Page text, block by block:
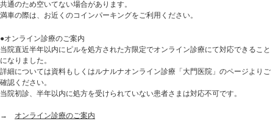
共通のため空いてない場合があります。
満車の際は、お近くのコインパーキングをご利用ください。
●オンライン診療のご案内
当院直近半年以内にピルを処方された方限定でオンライン診療にて対応できること
になりました。
詳細については資料もしくはルナルナオンライン診療「大門医院」のページよりご
確認ください。
当院初診、半年以内に処方を受けられていない患者さまは対応不可です。
→ オンライン診療のご案内